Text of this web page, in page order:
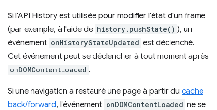
Si l'API History est utilisée pour modifier l'état d'un frame
(par exemple, à l'aide de history.pushState() ), un
événement onHistoryStateUpdated est déclenché.
Cet événement peut se déclencher à tout moment après
onDOMContentLoaded .
Si une navigation a restauré une page à partir du cache
back/forward, l'événement onDOMContentLoaded ne se